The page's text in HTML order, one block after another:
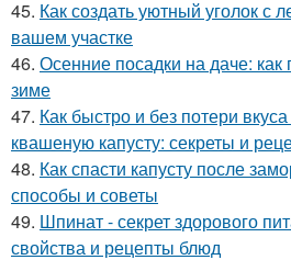
45. Как создать уютный уголок с
вашем участке
46. Осенние посадки на даче: как
зиме
47. Как быстро и без потери
квашеную капусту: секреты и
48. Как спасти капусту после
способы и советы
49. Шпинат - секрет здорового
свойства и рецепты блюд